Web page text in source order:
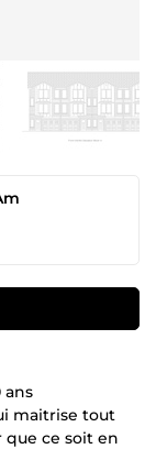
ans
maitrise tout
ce soit en